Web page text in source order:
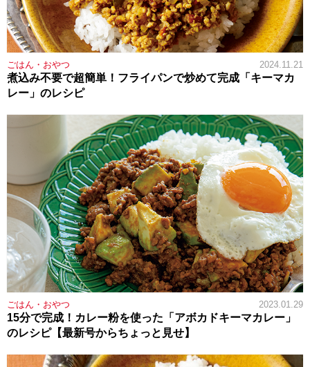
ごはん・おやつ 2024.11.21
煮込み不要で超簡単！フライパンで炒めて完成「キーマカ
レー」のレシピ
ごはん・おやつ 2023.01.29
15分で完成！カレー粉を使った「アボカドキーマカレー」
のレシピ【最新号からちょっと見せ】